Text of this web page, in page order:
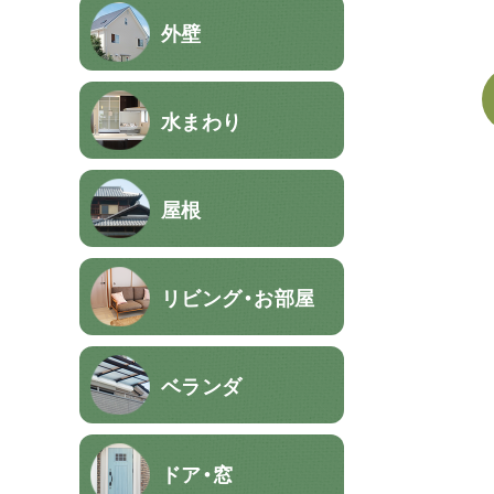
外壁
水まわり
屋根
リビング・お部屋
ベランダ
ドア・窓